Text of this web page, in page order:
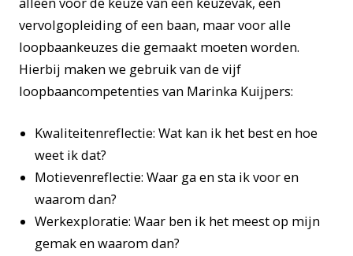
vervolgopleiding of een baan, maar voor alle
loopbaankeuzes die gemaakt moeten worden.
Hierbij maken we gebruik van de vijf
loopbaancompetenties van Marinka Kuijpers:
Kwaliteitenreflectie: Wat kan ik het best en hoe
weet ik dat?
Motievenreflectie: Waar ga en sta ik voor en
waarom dan?
Werkexploratie: Waar ben ik het meest op mijn
gemak en waarom dan?